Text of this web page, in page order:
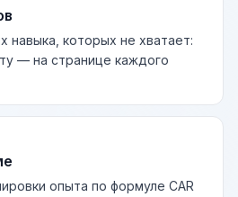
навыка, которых не хватает:
— на странице каждого
опыта по формуле CAR